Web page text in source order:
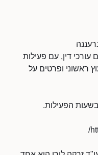
עורכי דין, עם פעילות
ראשוני ופרטים על